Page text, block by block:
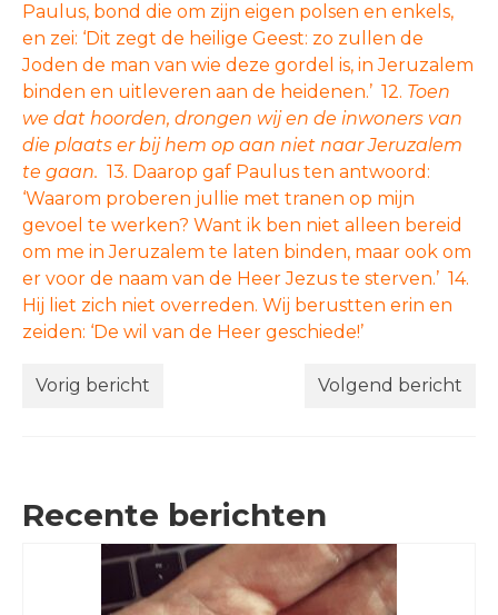
Paulus, bond die om zijn eigen polsen en enkels,
en zei: ‘Dit zegt de heilige Geest: zo zullen de
Joden de man van wie deze gordel is, in Jeruzalem
binden en uitleveren aan de heidenen.’ 12. Toen
we dat hoorden, drongen wij en de inwoners van
die plaats er bij hem op aan niet naar Jeruzalem
te gaan. 13. Daarop gaf Paulus ten antwoord:
‘Waarom proberen jullie met tranen op mijn
gevoel te werken? Want ik ben niet alleen bereid
om me in Jeruzalem te laten binden, maar ook om
er voor de naam van de Heer Jezus te sterven.’ 14.
Hij liet zich niet overreden. Wij berustten erin en
zeiden: ‘De wil van de Heer geschiede!’
Vorig bericht Volgend bericht
Recente berichten